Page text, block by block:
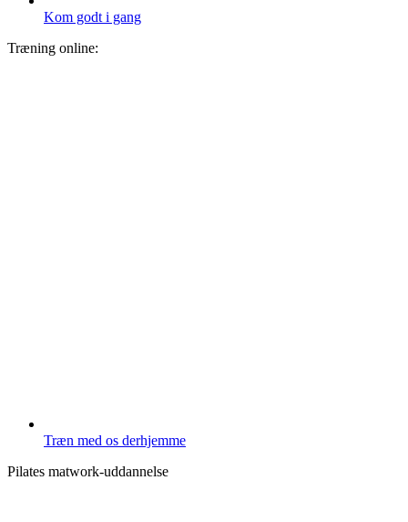
Kom godt i gang
Træning online:
Træn med os derhjemme
Pilates matwork-uddannelse